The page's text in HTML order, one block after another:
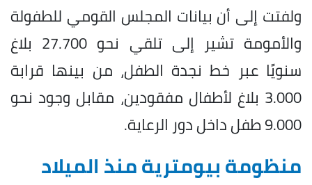
ولفتت إلى أن بيانات المجلس القومي للطفولة
والأمومة تشير إلى تلقي نحو 27.700 بلاغ
سنويًا عبر خط نجدة الطفل، من بينها قرابة
3.000 بلاغ لأطفال مفقودين، مقابل وجود نحو
9.000 طفل داخل دور الرعاية.
منظومة بيومترية منذ الميلاد